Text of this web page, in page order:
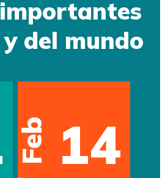
del mundo
Feb 14